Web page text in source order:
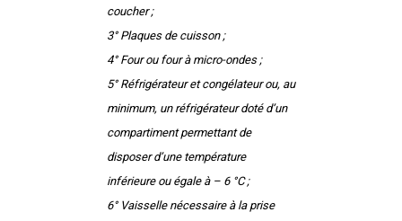
coucher ;
3° Plaques de cuisson ;
4° Four ou four à micro-ondes ;
5° Réfrigérateur et congélateur ou, au
minimum, un réfrigérateur doté d’un
compartiment permettant de
disposer d’une température
inférieure ou égale à – 6 °C ;
6° Vaisselle nécessaire à la prise